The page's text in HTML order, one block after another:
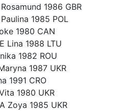
1986 GBR
1985 POL
1980 CAN
Lina 1988 LTU
1982 ROU
1987 UKR
1991 CRO
1980 UKR
Zoya 1985 UKR